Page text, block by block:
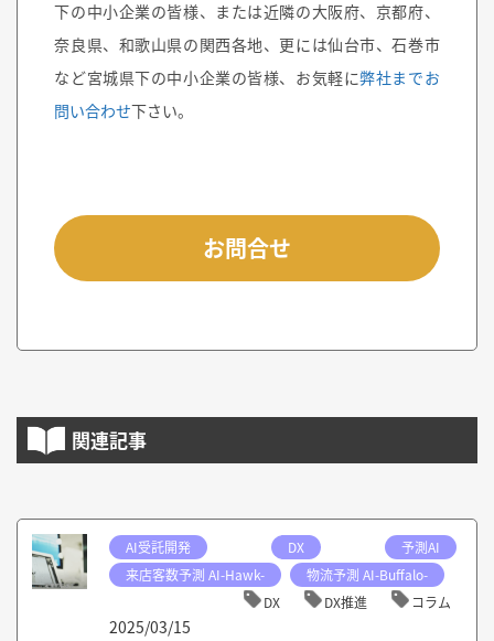
下の中小企業の皆様、または近隣の大阪府、京都府、
奈良県、和歌山県の関西各地、更には仙台市、石巻市
など宮城県下の中小企業の皆様、お気軽に弊社までお
問い合わせ下さい。
お問合せ
関連記事
AI受託開発 DX
予測AI
来店客数予測 AI-Hawk-
物流予測 AI-Buffalo-
DX
DX推進 コラム
2025/03/15